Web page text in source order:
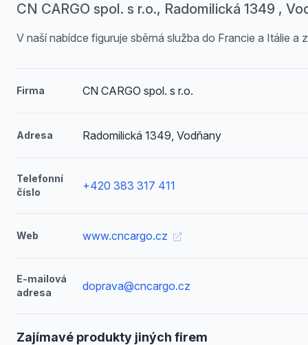
CN CARGO spol. s r.o., Radomilická 1349 ,
V naší nabídce figuruje sběrná služba do Francie a Itálie a
Firma CN CARGO spol. s r.o.
Adresa Radomilická 1349, Vodňany
Telefonní
číslo
+420 383 317 411
Web www.cncargo.cz
E-mailová
adresa
doprava@cncargo.cz
Zajímavé produkty jiných firem